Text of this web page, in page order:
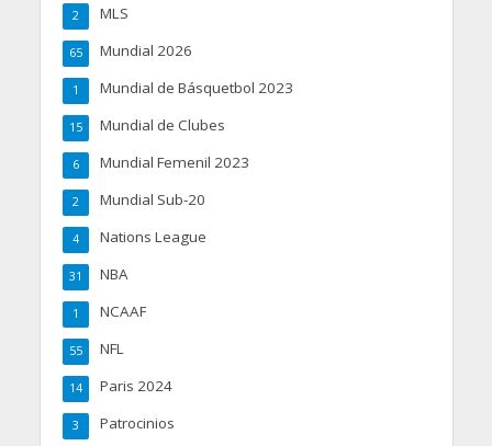
MLS
2
Mundial 2026
65
Mundial de Básquetbol 2023
1
Mundial de Clubes
15
Mundial Femenil 2023
6
Mundial Sub-20
2
Nations League
4
NBA
31
NCAAF
1
NFL
55
Paris 2024
14
Patrocinios
3